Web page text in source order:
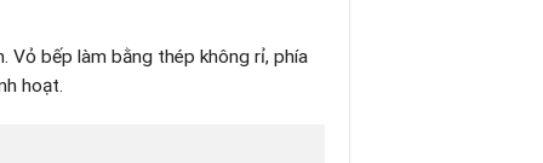
Vỏ bếp làm bằng thép không rỉ, phía
hoạt.